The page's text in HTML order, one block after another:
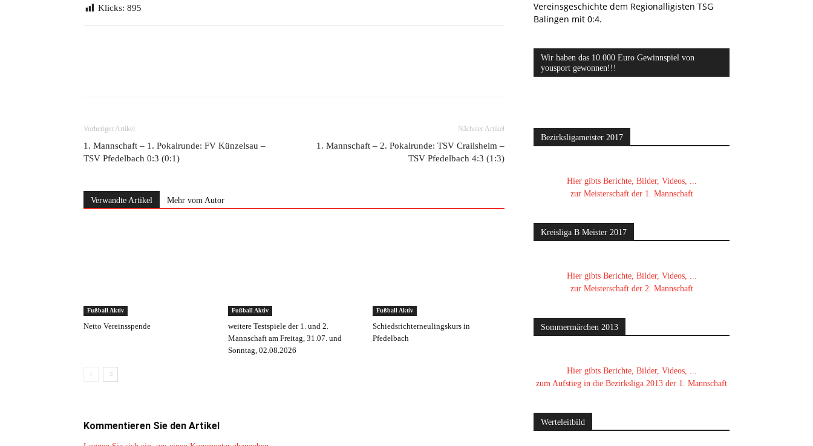
Klicks: 895
Vorheriger Artikel
1. Mannschaft – 1. Pokalrunde: FV Künzelsau –
TSV Pfedelbach 0:3 (0:1)
Nächster Artikel
1. Mannschaft – 2. Pokalrunde: TSV Crailsheim –
TSV Pfedelbach 4:3 (1:3)
Verwandte Artikel Mehr vom Autor
Fußball Aktiv
Netto Vereinsspende
Fußball Aktiv
weitere Testspiele der 1. und 2.
Mannschaft am Freitag, 31.07. und
Sonntag, 02.08.2026
Fußball Aktiv
Schiedsrichterneulingskurs in
Pfedelbach
Kommentieren Sie den Artikel
Vereinsgeschichte dem Regionalligisten TSG
Balingen mit 0:4.
Wir haben das 10.000 Euro Gewinnspiel von
yousport gewonnen!!!
Bezirksligameister 2017
Hier gibts Berichte, Bilder, Videos, ...
zur Meisterschaft der 1. Mannschaft
Kreisliga B Meister 2017
Hier gibts Berichte, Bilder, Videos, ...
zur Meisterschaft der 2. Mannschaft
Sommermärchen 2013
Hier gibts Berichte, Bilder, Videos, ...
zum Aufstieg in die Bezirksliga 2013 der 1. Mannschaft
Werteleitbild